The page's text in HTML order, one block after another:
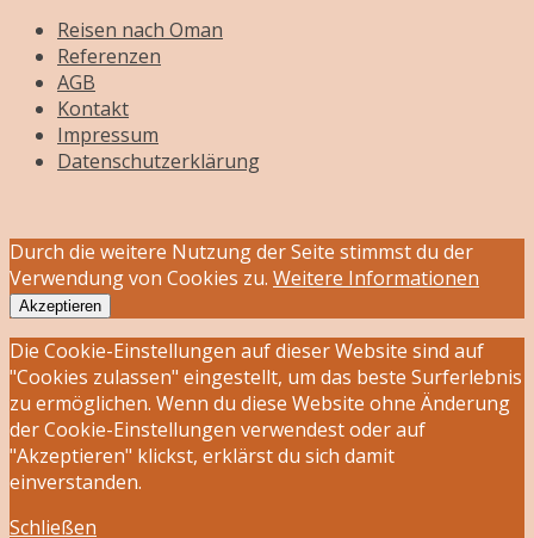
Reisen nach Oman
Referenzen
AGB
Kontakt
Impressum
Datenschutzerklärung
Durch die weitere Nutzung der Seite stimmst du der
Verwendung von Cookies zu. Weitere Informationen
Akzeptieren
Die Cookie-Einstellungen auf dieser Website sind auf
"Cookies zulassen" eingestellt, um das beste Surferlebnis
zu ermöglichen. Wenn du diese Website ohne Änderung
der Cookie-Einstellungen verwendest oder auf
"Akzeptieren" klickst, erklärst du sich damit
einverstanden.
Schließen